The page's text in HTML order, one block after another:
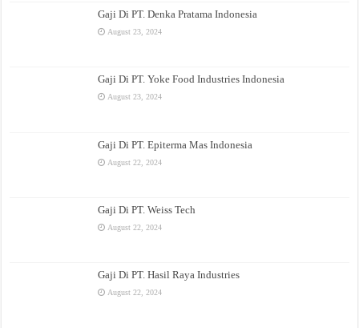
Gaji Di PT. Denka Pratama Indonesia
August 23, 2024
Gaji Di PT. Yoke Food Industries Indonesia
August 23, 2024
Gaji Di PT. Epiterma Mas Indonesia
August 22, 2024
Gaji Di PT. Weiss Tech
August 22, 2024
Gaji Di PT. Hasil Raya Industries
August 22, 2024